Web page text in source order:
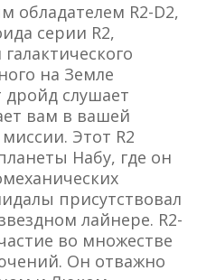
обладателем R2-D2,
серии R2,
на Земле
дройд слушает
вам в вашей
Этот R2
Набу, где он
присутствовал
лайнере. R2-
во множестве
Он отважно